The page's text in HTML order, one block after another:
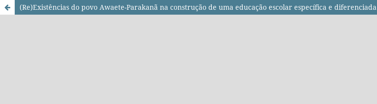
(Re)Existências do povo Awaete-Parakanã na construção de uma educação escolar específica e diferenciada